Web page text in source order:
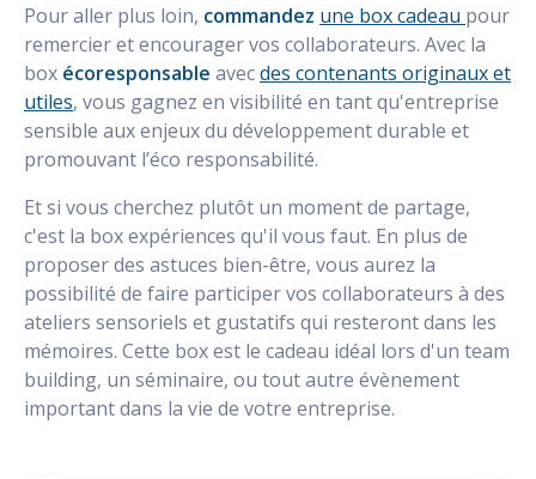
Pour aller plus loin, commandez une box cadeau pour
remercier et encourager vos collaborateurs. Avec la
box écoresponsable avecdes contenants originaux et
utiles, vous gagnez en visibilité en tant qu'entreprise
sensible aux enjeux du développement durable et
promouvant l’éco responsabilité.
Et si vous cherchez plutôt un moment de partage,
c'est la box expériences qu'il vous faut. En plus de
proposer des astuces bien-être, vous aurez la
possibilité de faire participer vos collaborateurs à des
ateliers sensoriels et gustatifs qui resteront dans les
mémoires. Cette box est le cadeau idéal lors d'un team
building, un séminaire, ou tout autre évènement
important dans la vie de votre entreprise.